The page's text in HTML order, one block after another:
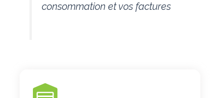
consommation et vos factures